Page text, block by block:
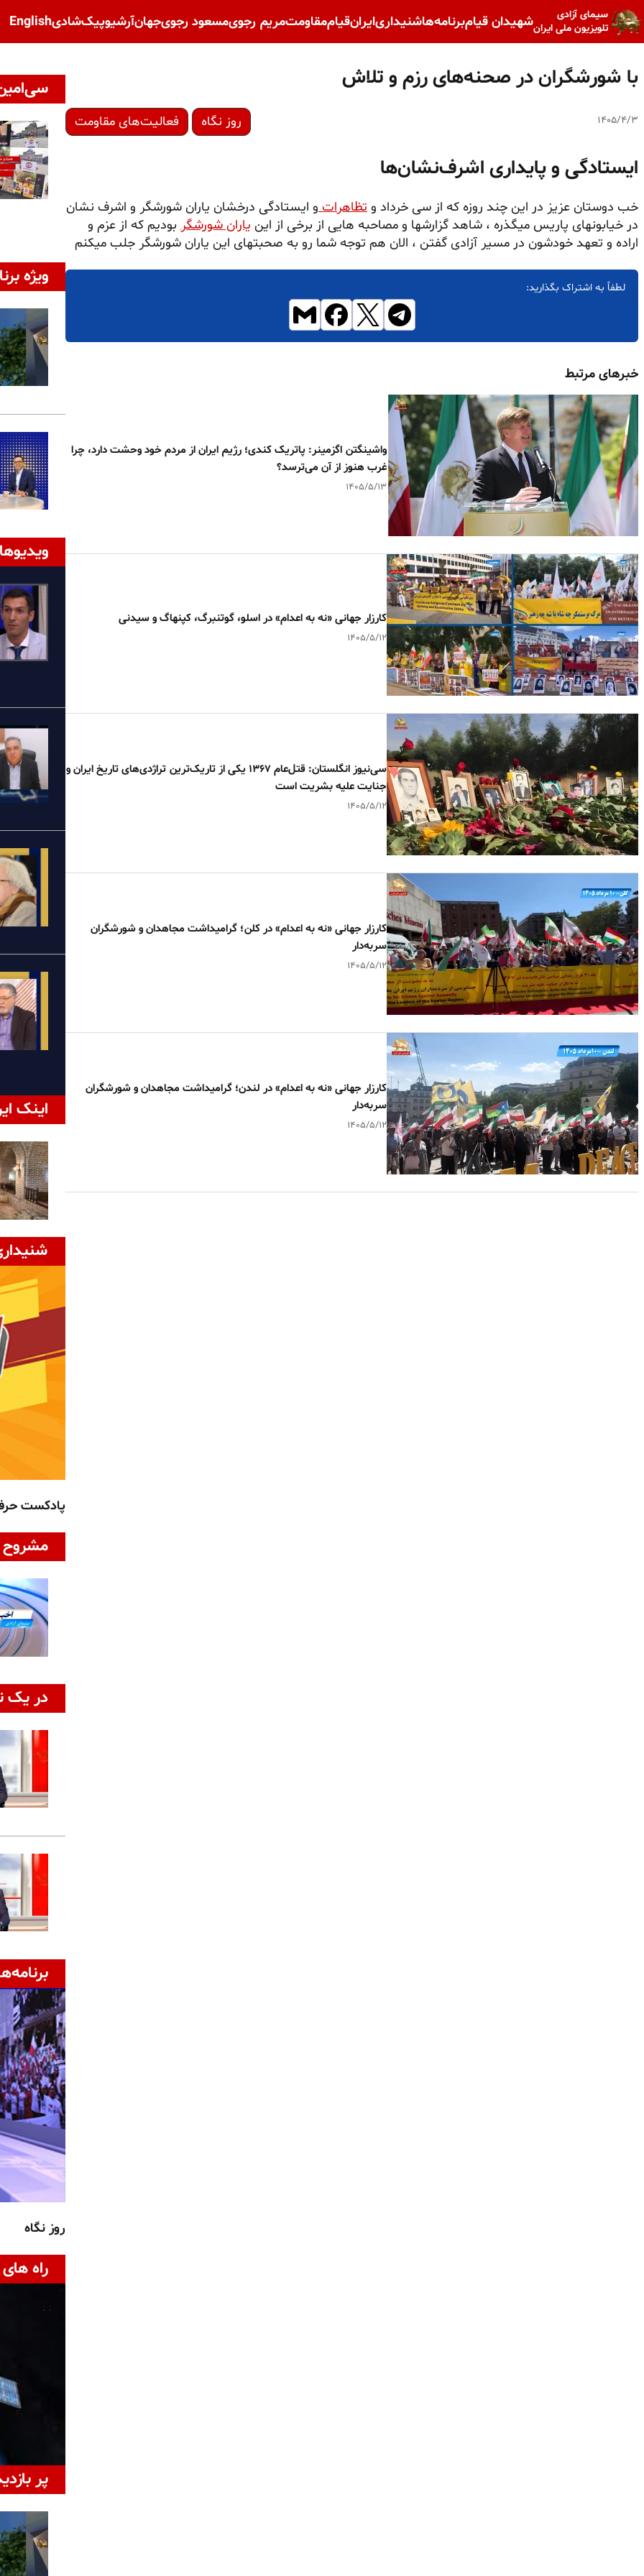
سیمای آزادی
تلویزیون ملی ایرانشهیدان قیامبرنامه‌هاشنیداریایرانقیاممقاومتمریم رجویمسعود رجویجهانآرشیوپیک‌شادیEnglish
با شورشگران در صحنه‌های رزم و تلاش
۱۴۰۵/۴/۳ روز نگاه فعالیت‌های مقاومت
ایستادگی و پایداری اشرف‌نشان‌ها
خب دوستان عزیز در این چند روزه که از سی خرداد و تظاهراتو ایستادگی درخشان یاران شورشگر و اشرف نشان
در خیابونهای پاریس میگذره ، شاهد گزارشها و مصاحبه هایی از برخی از این یاران شورشگر بودیم که از عزم و
اراده و تعهد خودشون در مسیر آزادی گفتن ، الان هم توجه شما رو به صحبتهای این یاران شورشگر جلب میکنم
لطفاً به اشتراک بگذارید:
خبرهای مرتبط
واشینگتن اگزمینر: پاتریک کندی؛ رژیم ایران از مردم خود وحشت دارد، چرا
غرب هنوز از آن می‌ترسد؟
۱۴۰۵/۵/۱۳
کارزار جهانی «نه به اعدام» در اسلو، گوتنبرگ، کپنهاگ و سیدنی
۱۴۰۵/۵/۱۲
سی‌نیوز انگلستان: قتل‌عام ۱۳۶۷ یکی از تاریک‌ترین تراژدی‌های تاریخ ایران و
جنایت علیه بشریت است
۱۴۰۵/۵/۱۲
کارزار جهانی «نه به اعدام» در کلن؛ گرامیداشت مجاهدان و شورشگران
سربه‌دار
۱۴۰۵/۵/۱۲
کارزار جهانی «نه به اعدام» در لندن؛ گرامیداشت مجاهدان و شورشگران
سربه‌دار
۱۴۰۵/۵/۱۲
ویژه
اینک
پادکست
مشروح
در یک
روز نگاه
راه
پر